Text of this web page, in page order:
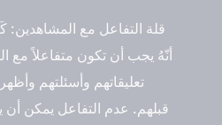
قلة التفاعل مع المشاهدين:
أنّهُ يجب أن تكون متفاعلاً مع
تعليقاتهم وأسئلتهم
قبلهم. عدم التفاعل يمكن أن